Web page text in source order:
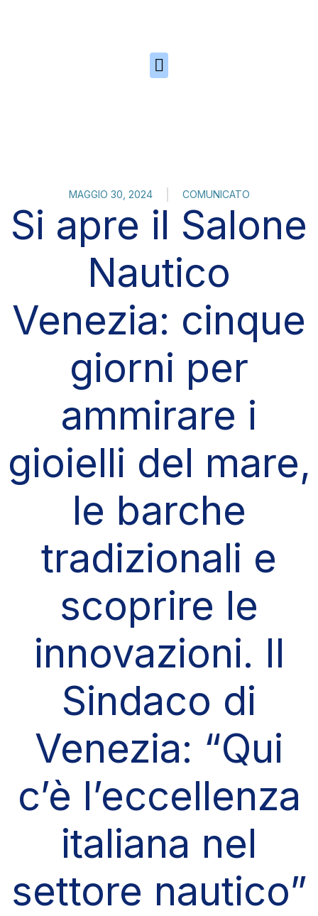
MAGGIO 30, 2024 COMUNICATO
Si apre il Salone
Nautico
Venezia: cinque
giorni per
ammirare i
gioielli del mare,
le barche
tradizionali e
scoprire le
innovazioni. Il
Sindaco di
Venezia: “Qui
c’è l’eccellenza
italiana nel
settore nautico”